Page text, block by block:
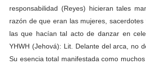
responsabilidad (Reyes) hicieran tales
razón de que eran las mujeres,
las que hacían tal acto de danzar en
YHWH (Jehová): Lit. Delante del arca, no
Su esencia total manifestada como